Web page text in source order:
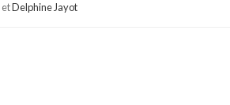
etDelphine Jayot